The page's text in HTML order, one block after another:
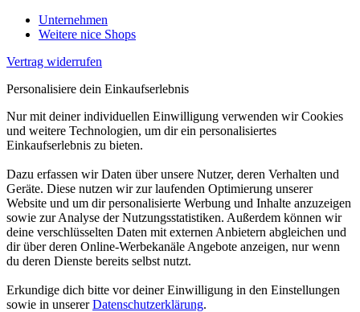
Unternehmen
Weitere nice Shops
Vertrag widerrufen
Personalisiere dein Einkaufserlebnis
Nur mit deiner individuellen Einwilligung verwenden wir Cookies
und weitere Technologien, um dir ein personalisiertes
Einkaufserlebnis zu bieten.
Dazu erfassen wir Daten über unsere Nutzer, deren Verhalten und
Geräte. Diese nutzen wir zur laufenden Optimierung unserer
Website und um dir personalisierte Werbung und Inhalte anzuzeigen
sowie zur Analyse der Nutzungsstatistiken. Außerdem können wir
deine verschlüsselten Daten mit externen Anbietern abgleichen und
dir über deren Online-Werbekanäle Angebote anzeigen, nur wenn
du deren Dienste bereits selbst nutzt.
Erkundige dich bitte vor deiner Einwilligung in den Einstellungen
sowie in unsererDatenschutzerklärung.